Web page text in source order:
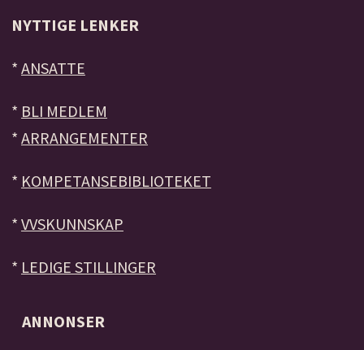
NYTTIGE LENKER
* ANSATTE
* BLI MEDLEM
* ARRANGEMENTER
* KOMPETANSEBIBLIOTEKET
* VVSKUNNSKAP
* LEDIGE STILLINGER
ANNONSER